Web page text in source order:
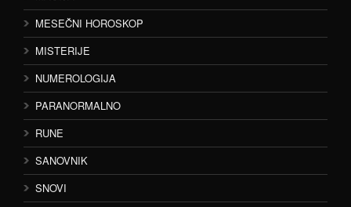
MESEČNI HOROSKOP
MISTERIJE
NUMEROLOGIJA
PARANORMALNO
RUNE
SANOVNIK
SNOVI